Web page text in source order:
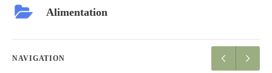
Alimentation
NAVIGATION